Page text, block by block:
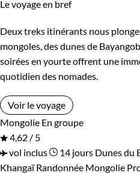
Le voyage en bref
Deux treks itinérants nous
mongoles, des dunes de
soirées en yourte offrent une
quotidien des nomades.
Voir le voyage
Mongolie En groupe
4,62 / 5
vol inclus
14 jours Dunes du
Khangaï Randonnée Mongolie